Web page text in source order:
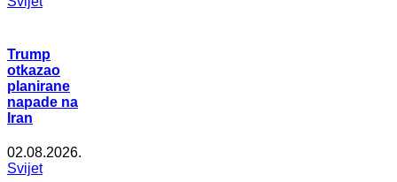
Trump
otkazao
planirane
napade na
Iran
02.08.2026.
Svijet